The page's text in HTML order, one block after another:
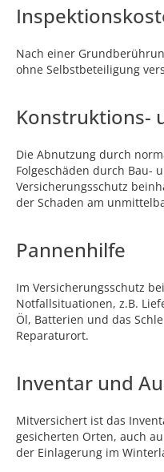
Nach einer
ohne Selbstbeteiligung
Konstruktions-
Die Abnutzung durch
Folgeschäden durch Bau-
Versicherungsschutz
der Schaden am
Pannenhilfe
Im Versicherungsschutz
Notfallsituationen, z.B.
Öl, Batterien und das
Reparaturort.
Inventar und
Mitversichert ist das
gesicherten Orten, auch
der Einlagerung im